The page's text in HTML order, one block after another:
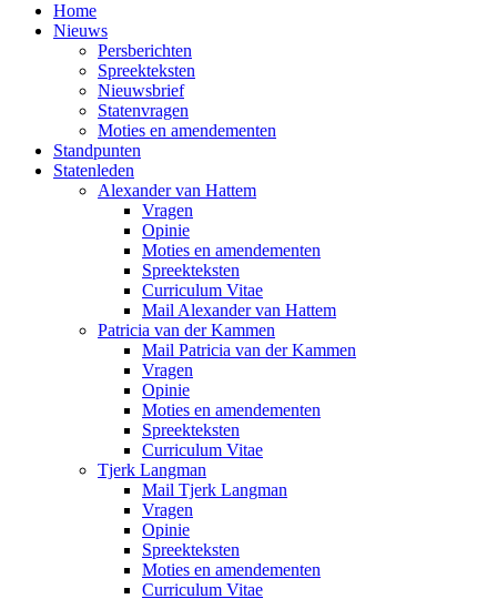
Home
Nieuws
Persberichten
Spreekteksten
Nieuwsbrief
Statenvragen
Moties en amendementen
Standpunten
Statenleden
Alexander van Hattem
Vragen
Opinie
Moties en amendementen
Spreekteksten
Curriculum Vitae
Mail Alexander van Hattem
Patricia van der Kammen
Mail Patricia van der Kammen
Vragen
Opinie
Moties en amendementen
Spreekteksten
Curriculum Vitae
Tjerk Langman
Mail Tjerk Langman
Vragen
Opinie
Spreekteksten
Moties en amendementen
Curriculum Vitae